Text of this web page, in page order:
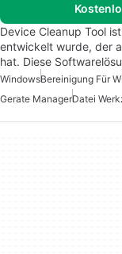
Device Cleanup Tool
entwickelt wurde, der
hat. Diese
WindowsBereinigung Für
Gerate ManagerDatei